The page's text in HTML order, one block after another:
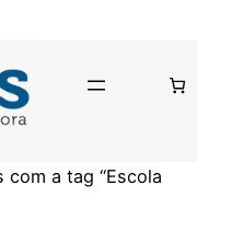
a tag “Escola